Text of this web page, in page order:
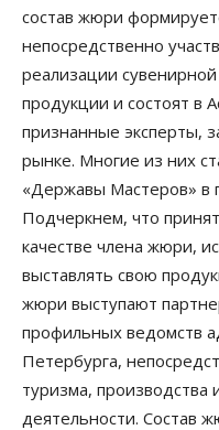
состав жюри
непосредственно
реализации
продукции и состоят в
признанные эксперты,
рынке. Многие из них
«Державы Мастеров»
Подчеркнем, что
качестве члена жюри,
выставлять свою
жюри выступают
профильных ведомств
Петербурга,
туризма, производства
деятельности. Состав